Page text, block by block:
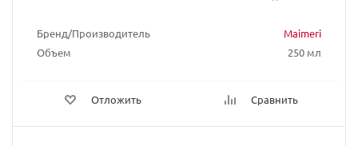
Бренд/Производитель
Maimeri
Объем
250 мл
Отложить Сравнить